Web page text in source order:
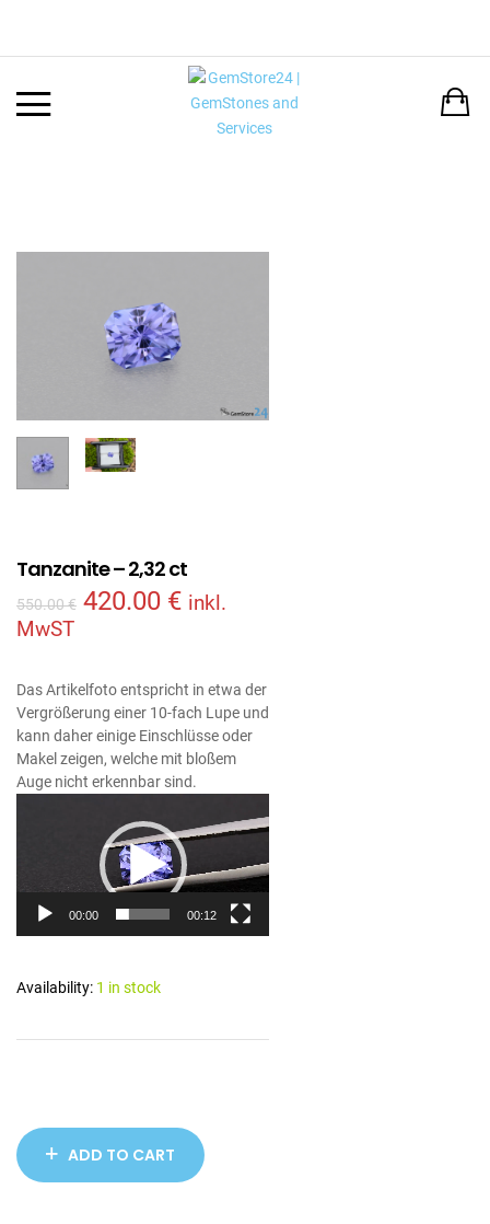
Tanzanite – 2,32 ct
550.00€ 420.00 € inkl.
MwST
Das Artikelfoto entspricht in etwa der
Vergrößerung einer 10-fach Lupe und
kann daher einige Einschlüsse oder
Makel zeigen, welche mit bloßem
Auge nicht erkennbar sind.
00:00 00:12
Availability: 1 in stock
ADD TO CART